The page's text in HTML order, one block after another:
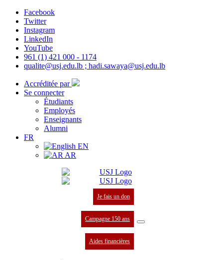
Facebook
Twitter
Instagram
LinkedIn
YouTube
961 (1) 421 000 - 1174
qualite@usj.edu.lb ; hadi.sawaya@usj.edu.lb
Accréditée par
Se connecter
Étudiants
Employés
Enseignants
Alumni
FR
EN
AR
Je fais un don
Campagne 150 ans
Aides financières